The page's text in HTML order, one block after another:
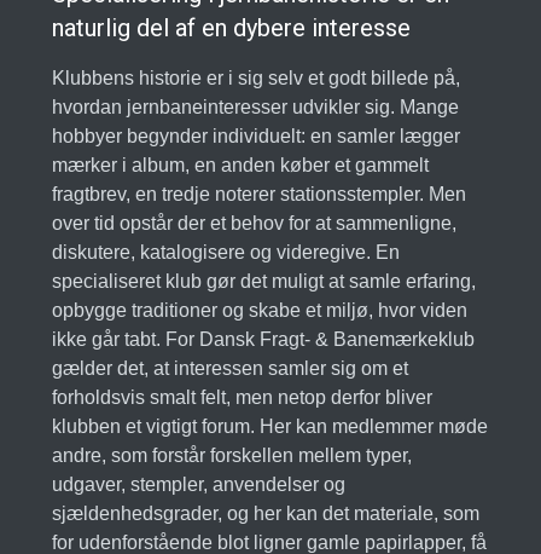
naturlig del af en dybere interesse
Klubbens historie er i sig selv et godt billede på,
hvordan jernbaneinteresser udvikler sig. Mange
hobbyer begynder individuelt: en samler lægger
mærker i album, en anden køber et gammelt
fragtbrev, en tredje noterer stationsstempler. Men
over tid opstår der et behov for at sammenligne,
diskutere, katalogisere og videregive. En
specialiseret klub gør det muligt at samle erfaring,
opbygge traditioner og skabe et miljø, hvor viden
ikke går tabt. For Dansk Fragt- & Banemærkeklub
gælder det, at interessen samler sig om et
forholdsvis smalt felt, men netop derfor bliver
klubben et vigtigt forum. Her kan medlemmer møde
andre, som forstår forskellen mellem typer,
udgaver, stempler, anvendelser og
sjældenhedsgrader, og her kan det materiale, som
for udenforstående blot ligner gamle papirlapper, få